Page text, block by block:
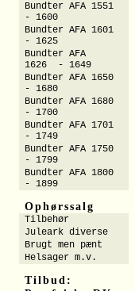
Bundter AFA 1551
- 1600
Bundter AFA 1601
- 1625
Bundter AFA
1626 - 1649
Bundter AFA 1650
- 1680
Bundter AFA 1680
- 1700
Bundter AFA 1701
- 1749
Bundter AFA 1750
- 1799
Bundter AFA 1800
- 1899
Ophørssalg
Tilbehør
Juleark diverse
Brugt men pænt
Helsager m.v.
Tilbud: